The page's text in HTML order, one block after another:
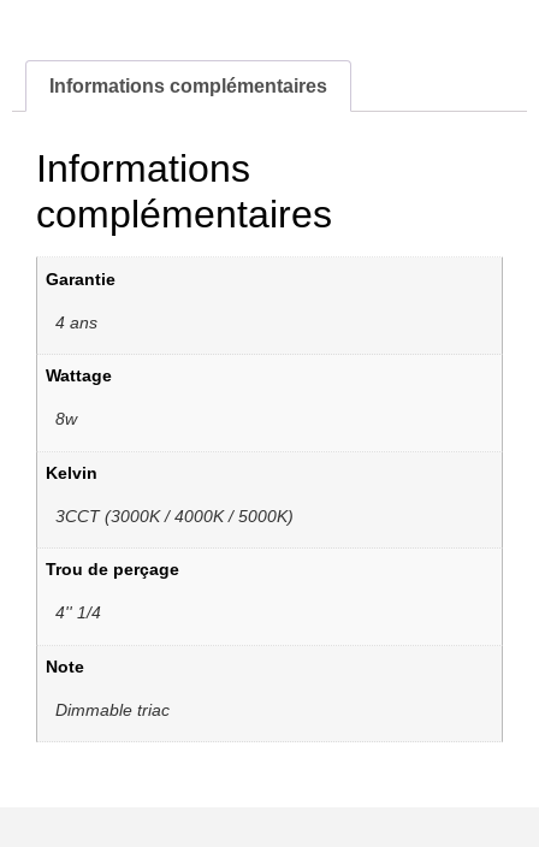
Informations complémentaires
Informations
complémentaires
Garantie
4 ans
Wattage
8w
Kelvin
3CCT (3000K / 4000K / 5000K)
Trou de perçage
4'' 1/4
Note
Dimmable triac